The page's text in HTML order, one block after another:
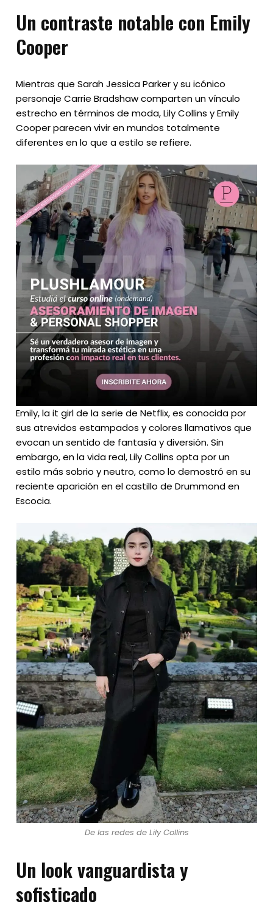
Un contraste notable con Emily
Cooper
Mientras que Sarah Jessica Parker y su icónico
personaje Carrie Bradshaw comparten un vínculo
estrecho en términos de moda, Lily Collins y Emily
Cooper parecen vivir en mundos totalmente
diferentes en lo que a estilo se refiere.
Emily, la it girl de la serie de Netflix, es conocida por
sus atrevidos estampados y colores llamativos que
evocan un sentido de fantasía y diversión. Sin
embargo, en la vida real, Lily Collins opta por un
estilo más sobrio y neutro, como lo demostró en su
reciente aparición en el castillo de Drummond en
Escocia.
De las redes de Lily Collins
Un look vanguardista y
sofisticado